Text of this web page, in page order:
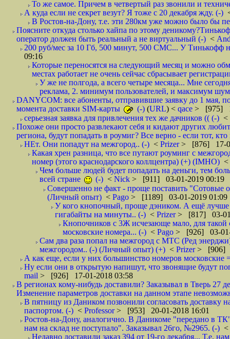
То же самое. Причем в четвертый раз звонили и
А куда если не секрет везут? Я тоже с 20 декабря жду. (-)
В Ростов-на-Дону, т.е. эти 280км уже можно было бы
Поясните откуда столько хайпа по этому
оператор должен быть реальный а не виртуальный (-) <
200 руб/мес за 10 Гб, 500 минут, 500 СМС... У Тинькофф
09:16
Которые переносятся на следующий месяц и можно
местах работает не очень сейчас сбрасывает
У же не полгода, а всего четыре месяца... Мне
реклама, 2. минимум пользователей, и максимум
DANYCOM: все абоненты, отправившие заявку до 1 мая,
момента доставки SIM-карты
(-) (URL) < qace > [975]
серьезная заявка для привлечения тех же дачников (( (-) <
Похоже они просто развлекают себя и кидают других
региона, будут попадать в роумиг? Все верно - если тот,
НЕт. Они попадут на межгород.. (-) < Prizer> [876] 17-
Какая хрен разница, что все путают роуминг с
номер (этого краснодарского коллцентра) (+) (IMHO) <
Чем больше людей будет попадать на деньги, тем
всей стране
(-) < Nick > [911] 03-01-2019 00:19
Совершенно не факт - проще поставить "Сотовые
(Личный опыт) < Pago > [1189] 03-01-2019 01:09
У кого кнопочный, проще дэником. А ещё лучше
гигабайты на минуты.. (-) < Prizer> [817] 03-
Кнопочников с 3Ж исчезающе мало, для такой
московские номера... (-) < Pago > [926] 03-01-
Сам два раза попал на межгород с МТС (Ред
межгородом.. (-) (Личный опыт) (+) < Prizer> [906]
А как еще, если у них большинство номеров московские
Ну если они в открытую напишут, что звонящие будут
mail > [926] 17-01-2018 03:58
В регионах кому-нибудь доставили? Заказывал в Тверь 27
Изменение параметров доставки на данном этапе
В пятницу из Даником позвонили согласовать доставку
паспортом. (-) < Professor> [953] 20-01-2018 16:01
Ростов-на-Дону, аналогично. В Даникоме "передано в
нам на склад не поступало". Заказывал 26го, №2965. (-) <
Недавно доставили заказ 394 от 19-го декабря... Т.е.